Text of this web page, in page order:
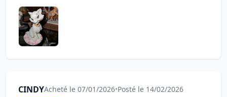
CINDYAcheté le 07/01/2026•Posté le 14/02/2026